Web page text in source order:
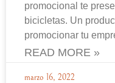
promocional te
bicicletas. Un
promocionar tu
READ MORE »
marzo 16, 2022